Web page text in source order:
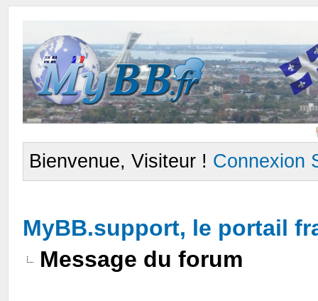
Bienvenue, Visiteur ! Connexion
MyBB.support, le portail
Message du forum